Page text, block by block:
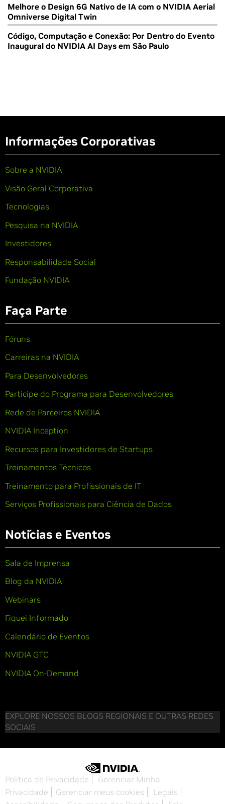
Melhore o Design 6G Nativo de IA com o NVIDIA Aerial
Omniverse Digital Twin
Código, Computação e Conexão: Por Dentro do Evento
Inaugural do NVIDIA AI Days em São Paulo
Informações Corporativas
Sobre a NVIDIA
Visão Geral Corporativa
Tecnologias
Pesquisa na NVIDIA
Investidores
Responsabilidade Social
Fundação NVIDIA
Faça Parte
Fóruns
Carreiras na NVIDIA
Para Desenvolvedores
Participe do Programa para Desenvolvedores
Rede de Parceiros NVIDIA
NVIDIA Inception
Recursos para Investidores de Startups
Treinamentos Técnicos
Treinamento para Profissionais de IT
Serviços Profissionais para Ciência de Dados
Notícias e Eventos
Sala de Imprensa
Blog da NVIDIA
Webinars
Fiquei Informado
Calendário de Eventos
NVIDIA GTC
NVIDIA On-Demand
EXPLORE NOSSOS BLOGS REGIONAIS E OUTRAS REDES
SOCIAIS
Política de Privacidade
Gerenciar Minha
Privacidade
Gerenciar meus cookies
Legais